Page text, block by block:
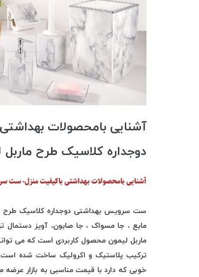
آشنایی بامحصولات
دوجداره کلاسیک طرح ماربل
آشنایی بامحصولات بهداشتی باکیفیت منزل- ست
مایع ، جا مسواک ، جا صابون، آویز
ماربل لیمون محصول کاربردی است که می
ترکیب پلاستیک و اکرولیک ساخت شده است
خوبی که دارد با قیمت مناسبی به بازار